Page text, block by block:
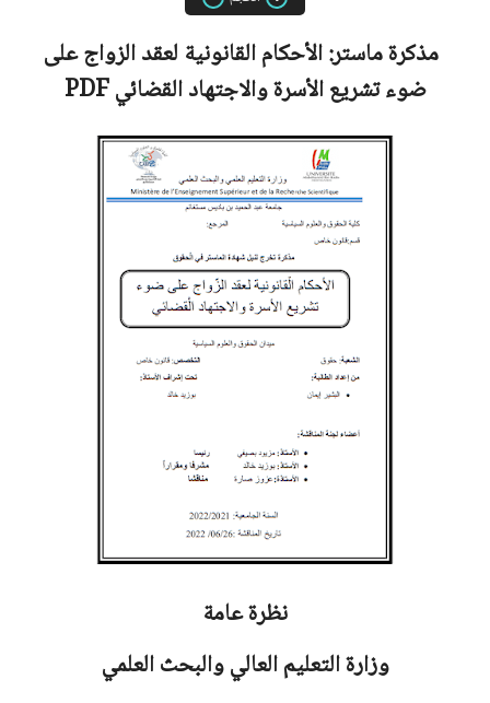
مذكرة ماستر:الأحكام القانونية لعقد الزواج على
ضوء تشريع الأسرة والاجتهاد القضائيPDF
نظرة عامة
وزارة التعليم العالي والبحث العلمي